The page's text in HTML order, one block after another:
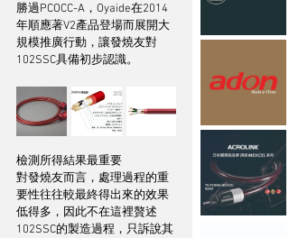
勝過PCOCC-A，Oyaide在2014
年順應著V2產品登場而展開大
規模推廣行動，讓發燒友對
102SSC具備初步認識。
檢測所得結果最重要
對發燒友而言，處理過程的重
要性往往較最終得出來的效果
低得多，因此不在這裡贅述
102SSC的製造過程，只訴說其